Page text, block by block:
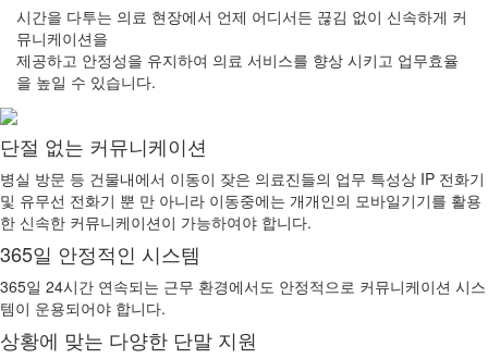
시간을 다투는 의료 현장에서 언제 어디서든 끊김 없이 신속하게 커
뮤니케이션을
제공하고 안정성을 유지하여 의료 서비스를 향상 시키고 업무효율
을 높일 수 있습니다.
단절 없는 커뮤니케이션
병실 방문 등 건물내에서 이동이 잦은 의료진들의 업무 특성상 IP 전화기
및 유무선 전화기 뿐 만 아니라 이동중에는 개개인의 모바일기기를 활용
한 신속한 커뮤니케이션이 가능하여야 합니다.
365일 안정적인 시스템
365일 24시간 연속되는 근무 환경에서도 안정적으로 커뮤니케이션 시스
템이 운용되어야 합니다.
상황에 맞는 다양한 단말 지원